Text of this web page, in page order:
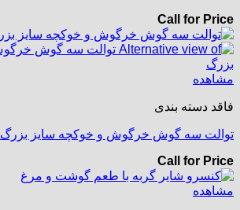
Call for Price
مشاهده
فاقد دسته بندی
توالت سه گوش خرگوش و خوکچه سایز بزرگ
Call for Price
مشاهده